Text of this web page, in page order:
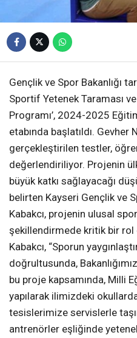
Gençlik ve Spor Bakanlığı
Sportif Yetenek Taraması
Programı’, 2024-2025
etabında başlatıldı. Gevher
gerçekleştirilen testler,
değerlendiriliyor. Projenin
büyük katkı sağlayacağı
belirten Kayseri Gençlik ve
Kabakcı, projenin ulusal
şekillendirmede kritik bir rol
Kabakcı, “Sporun
doğrultusunda,
bu proje kapsamında, Milli
yapılarak ilimizdeki
tesislerimize servislerle
antrenörler eşliğinde